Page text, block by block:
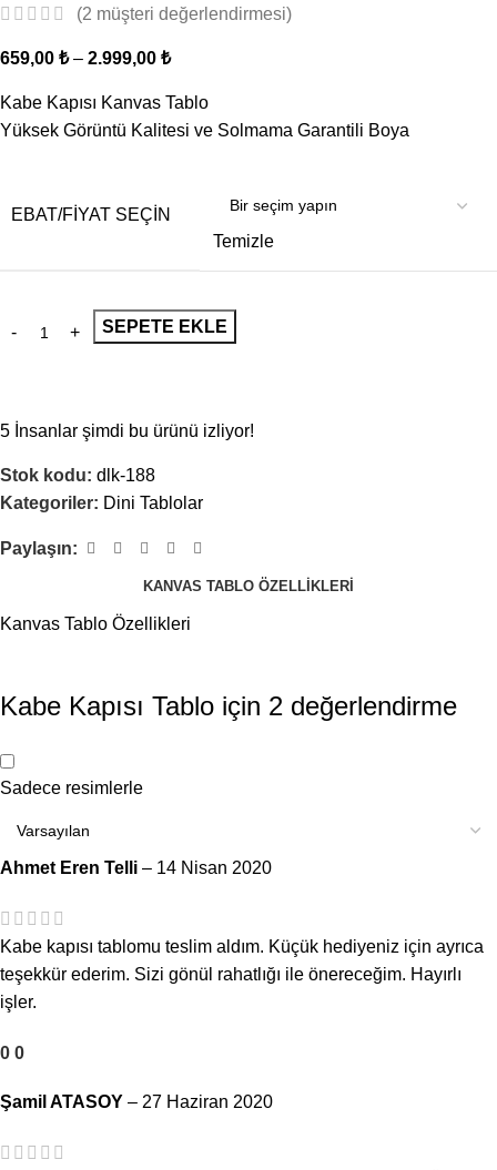
(2 müşteri değerlendirmesi)
659,00 ₺ – 2.999,00 ₺
Kabe Kapısı Kanvas Tablo
Yüksek Görüntü Kalitesi ve Solmama Garantili Boya
EBAT/FİYAT SEÇİN
Temizle
SEPETE EKLE
5 İnsanlar şimdi bu ürünü izliyor!
Stok kodu: dlk-188
Kategoriler: Dini Tablolar
Paylaşın:
KANVAS TABLO ÖZELLIKLERI
Kanvas Tablo Özellikleri
Kabe Kapısı Tablo için 2 değerlendirme
Sadece resimlerle
Ahmet Eren Telli – 14 Nisan 2020
Kabe kapısı tablomu teslim aldım. Küçük hediyeniz için ayrıca
teşekkür ederim. Sizi gönül rahatlığı ile önereceğim. Hayırlı
işler.
0 0
Şamil ATASOY – 27 Haziran 2020